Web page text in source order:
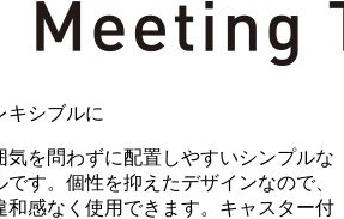
キシブルに
気を問わずに配置しやすいシンプルな
です。個性を抑えたデザインなので、
和感なく使用できます。キャスター付